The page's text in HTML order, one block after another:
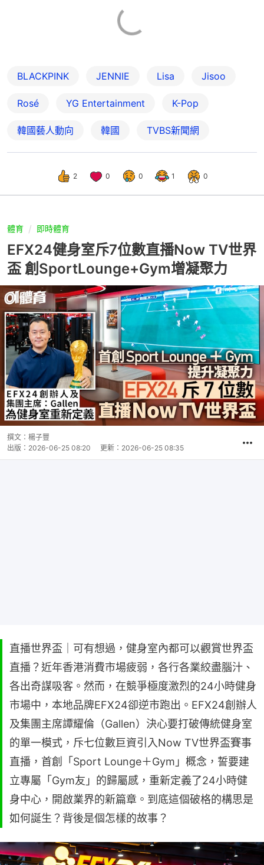
BLACKPINK JENNIE Lisa Jisoo
Rosé YG Entertainment K-Pop
韓國藝人動向 韓國 TVBS新聞網
2 0 0 1 0
體育 即時體育
EFX24健身室斥7位數直播Now TV世界
盃 創SportLounge+Gym增凝聚力
撰文： 楊子豐
出版： 2026-06-25 08:20 更新： 2026-06-25 08:35
直播世界盃｜可有想過，健身室內都可以觀賞世界盃
直播？近年香港消費市場疲弱，各行各業絞盡腦汁、
各出奇謀吸客。然而，在競爭極度激烈的24小時健身
市場中，本地品牌EFX24卻逆市跑出。EFX24創辦人
及集團主席譚耀倫（Gallen）決心要打破傳統健身室
的單一模式，斥七位數巨資引入Now TV世界盃賽事
直播，首創「Sport Lounge＋Gym」概念，誓要建
立專屬「Gym友」的歸屬感，重新定義了24小時健
身中心，開啟業界的新篇章。到底這個破格的構思是
如何誕生？背後是個怎樣的故事？